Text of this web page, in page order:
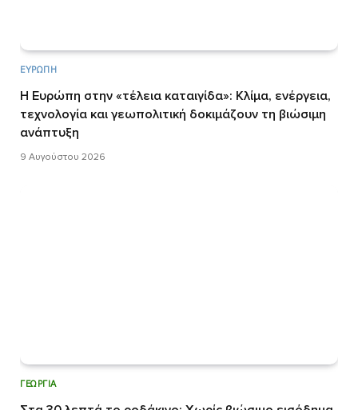
ΕΥΡΏΠΗ
Η Ευρώπη στην «τέλεια καταιγίδα»: Κλίμα, ενέργεια,
τεχνολογία και γεωπολιτική δοκιμάζουν τη βιώσιμη
ανάπτυξη
9 Αυγούστου 2026
ΓΕΩΡΓΊΑ